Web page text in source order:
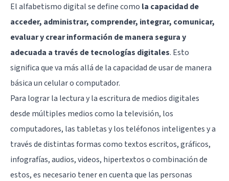
El alfabetismo digital se define como la capacidad de
acceder, administrar, comprender, integrar, comunicar,
evaluar y crear información de manera segura y
adecuada a través de tecnologías digitales. Esto
significa que va más allá de la capacidad de usar de manera
básica un celular o computador.
Para lograr la lectura y la escritura de medios digitales
desde múltiples medios como la televisión, los
computadores, las tabletas y los teléfonos inteligentes y a
través de distintas formas como textos escritos, gráficos,
infografías, audios, videos, hipertextos o combinación de
estos, es necesario tener en cuenta que las personas